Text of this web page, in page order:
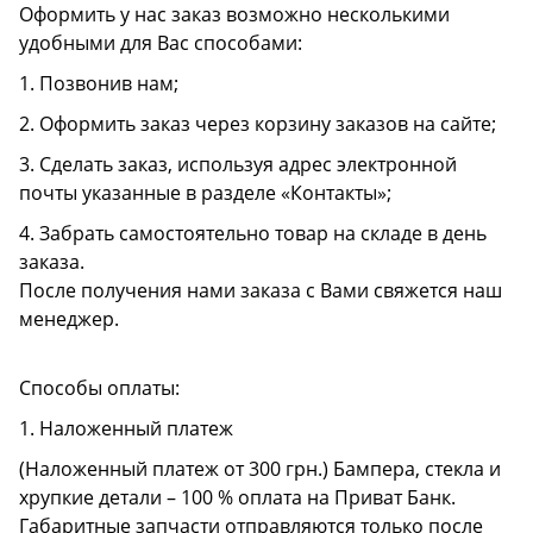
Оформить у нас заказ возможно несколькими
удобными для Вас способами:
1. Позвонив нам;
2. Оформить заказ через корзину заказов на сайте;
3. Сделать заказ, используя адрес электронной
почты указанные в разделе «Контакты»;
4. Забрать самостоятельно товар на складе в день
заказа.
После получения нами заказа с Вами свяжется наш
менеджер.
Способы оплаты:
1. Наложенный платеж
(Наложенный платеж от 300 грн.) Бампера, стекла и
хрупкие детали – 100 % оплата на Приват Банк.
Габаритные запчасти отправляются только после